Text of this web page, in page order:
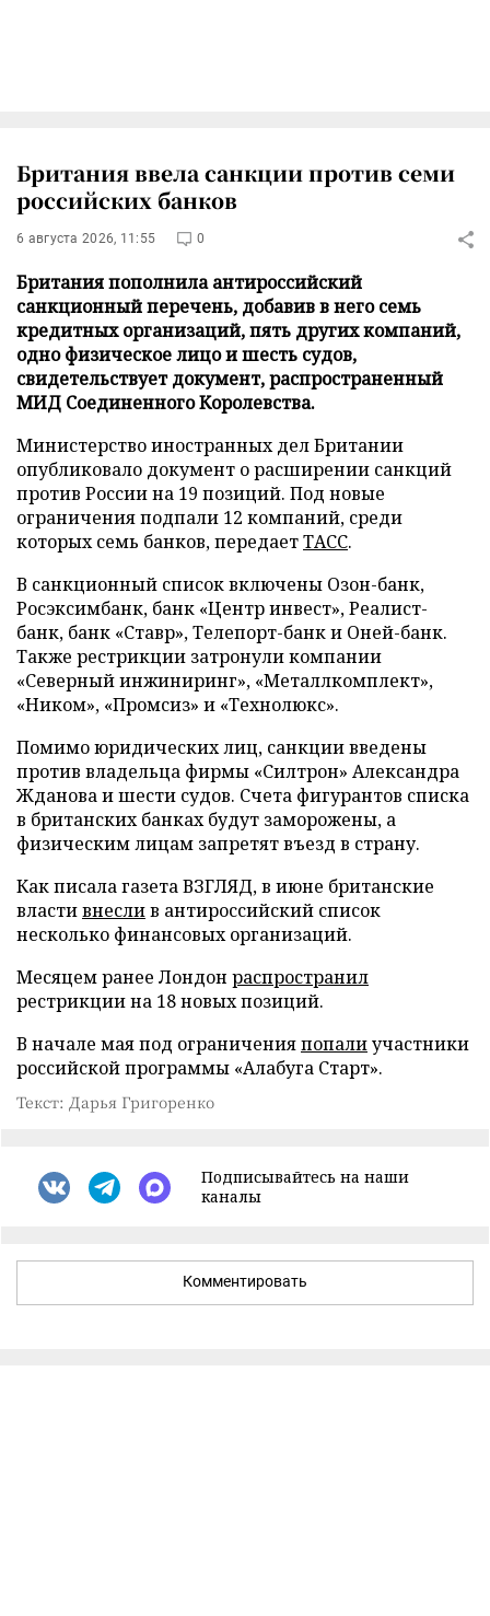
Британия ввела санкции против семи
российских банков
6 августа 2026, 11:55 0
Британия пополнила антироссийский
санкционный перечень, добавив в него семь
кредитных организаций, пять других компаний,
одно физическое лицо и шесть судов,
свидетельствует документ, распространенный
МИД Соединенного Королевства.
Министерство иностранных дел Британии
опубликовало документ о расширении санкций
против России на 19 позиций. Под новые
ограничения подпали 12 компаний, среди
которых семь банков, передаетТАСС.
В санкционный список включены Озон-банк,
Росэксимбанк, банк «Центр инвест», Реалист-
банк, банк «Ставр», Телепорт-банк и Оней-банк.
Также рестрикции затронули компании
«Северный инжиниринг», «Металлкомплект»,
«Ником», «Промсиз» и «Технолюкс».
Помимо юридических лиц, санкции введены
против владельца фирмы «Силтрон» Александра
Жданова и шести судов. Счета фигурантов списка
в британских банках будут заморожены, а
физическим лицам запретят въезд в страну.
Как писала газета ВЗГЛЯД, в июне британские
властивнеслив антироссийский список
несколько финансовых организаций.
Месяцем ранее Лондон распространил
рестрикции на 18 новых позиций.
В начале мая под ограниченияпопалиучастники
российской программы «Алабуга Старт».
Текст: Дарья Григоренко
Подписывайтесь на наши
каналы
Комментировать